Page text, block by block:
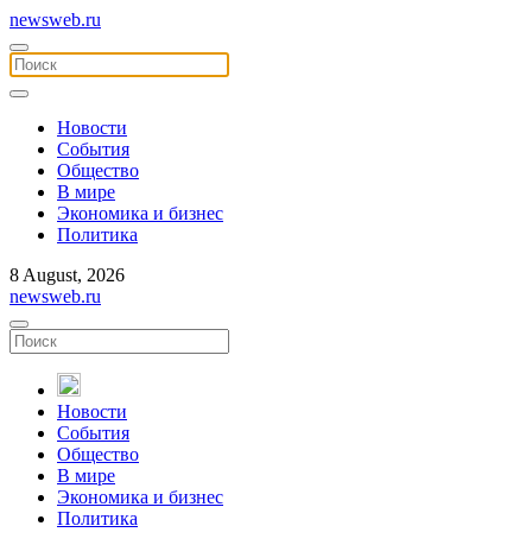
newsweb.ru
Новости
События
Общество
В мире
Экономика и бизнес
Политика
8 August, 2026
newsweb.ru
Новости
События
Общество
В мире
Экономика и бизнес
Политика